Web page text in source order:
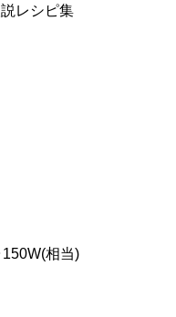
レシピ集
相当)